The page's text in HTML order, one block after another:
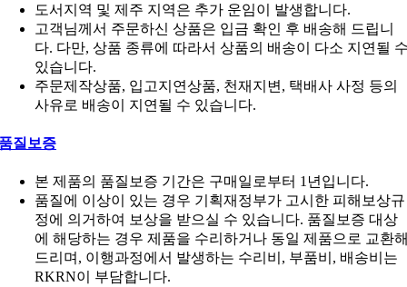
도서지역 및 제주 지역은 추가 운임이 발생합니다.
고객님께서 주문하신 상품은 입금 확인 후 배송해 드립니
다. 다만, 상품 종류에 따라서 상품의 배송이 다소 지연될
있습니다.
주문제작상품, 입고지연상품, 천재지변, 택배사 사정 등의
사유로 배송이 지연될 수 있습니다.
질보증
본 제품의 품질보증 기간은 구매일로부터 1년입니다.
품질에 이상이 있는 경우 기획재정부가 고시한 피해보상규
정에 의거하여 보상을 받으실 수 있습니다. 품질보증 대상
에 해당하는 경우 제품을 수리하거나 동일 제품으로 교환
드리며, 이행과정에서 발생하는 수리비, 부품비, 배송비는
RKRN이 부담합니다.